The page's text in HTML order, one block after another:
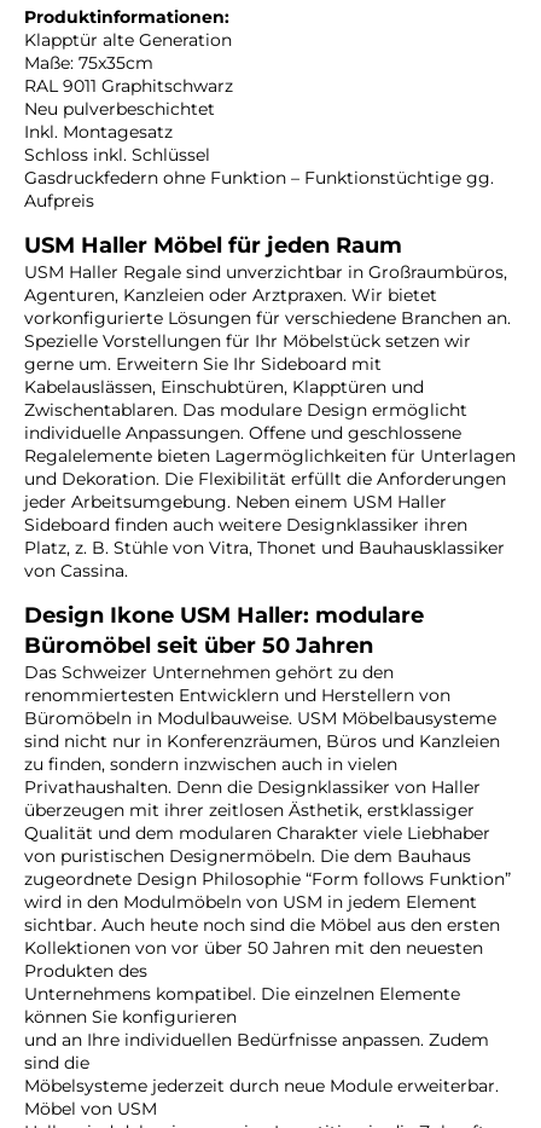
Produktinformationen:
Klapptür alte Generation
Maße: 75x35cm
RAL 9011 Graphitschwarz
Neu pulverbeschichtet
Inkl. Montagesatz
Schloss inkl. Schlüssel
Gasdruckfedern ohne Funktion – Funktionstüchtige gg.
Aufpreis
USM Haller Möbel für jeden Raum
USM Haller Regale sind unverzichtbar in Großraumbüros,
Agenturen, Kanzleien oder Arztpraxen. Wir bietet
vorkonfigurierte Lösungen für verschiedene Branchen an.
Spezielle Vorstellungen für Ihr Möbelstück setzen wir
gerne um. Erweitern Sie Ihr Sideboard mit
Kabelauslässen, Einschubtüren, Klapptüren und
Zwischentablaren. Das modulare Design ermöglicht
individuelle Anpassungen. Offene und geschlossene
Regalelemente bieten Lagermöglichkeiten für Unterlagen
und Dekoration. Die Flexibilität erfüllt die Anforderungen
jeder Arbeitsumgebung. Neben einem USM Haller
Sideboard finden auch weitere Designklassiker ihren
Platz, z. B. Stühle von Vitra, Thonet und Bauhausklassiker
von Cassina.
Design Ikone USM Haller: modulare
Büromöbel seit über 50 Jahren
Das Schweizer Unternehmen gehört zu den
renommiertesten Entwicklern und Herstellern von
Büromöbeln in Modulbauweise. USM Möbelbausysteme
sind nicht nur in Konferenzräumen, Büros und Kanzleien
zu finden, sondern inzwischen auch in vielen
Privathaushalten. Denn die Designklassiker von Haller
überzeugen mit ihrer zeitlosen Ästhetik, erstklassiger
Qualität und dem modularen Charakter viele Liebhaber
von puristischen Designermöbeln. Die dem Bauhaus
zugeordnete Design Philosophie “Form follows Funktion”
wird in den Modulmöbeln von USM in jedem Element
sichtbar. Auch heute noch sind die Möbel aus den ersten
Kollektionen von vor über 50 Jahren mit den neuesten
Produkten des
Unternehmens kompatibel. Die einzelnen Elemente
können Sie konfigurieren
und an Ihre individuellen Bedürfnisse anpassen. Zudem
sind die
Möbelsysteme jederzeit durch neue Module erweiterbar.
Möbel von USM